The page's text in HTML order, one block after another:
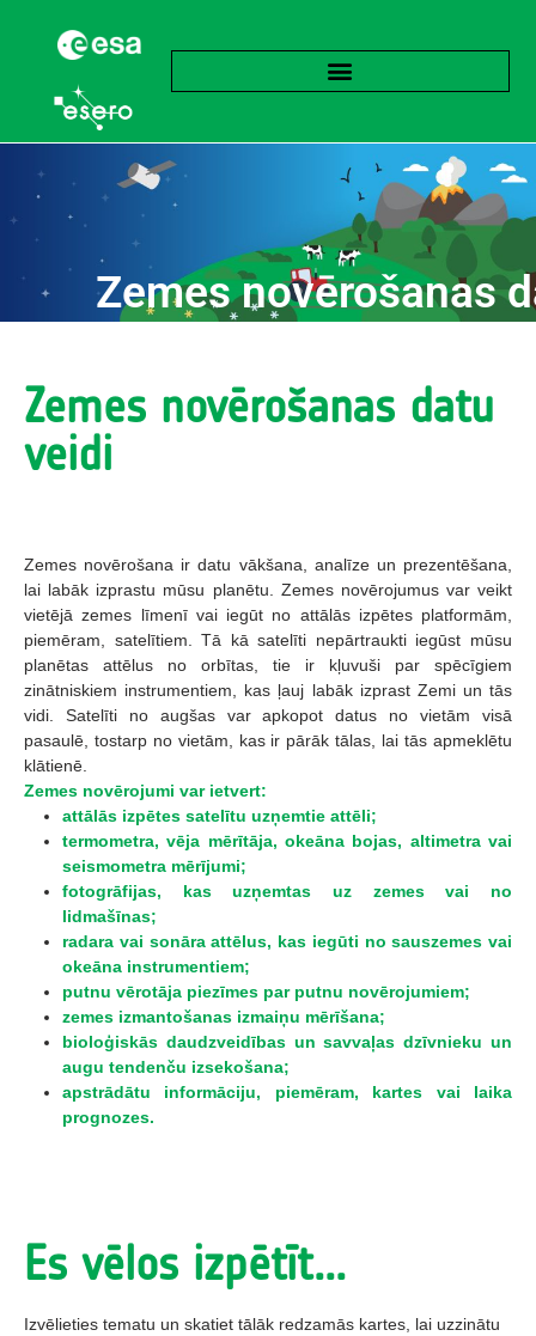
Zemes novērošanas
Zemes novērošanas datu
veidi
Zemes novērošana ir datu vākšana, analīze un prezentēšana,
lai labāk izprastu mūsu planētu. Zemes novērojumus var veikt
vietējā zemes līmenī vai iegūt no attālās izpētes platformām,
piemēram, satelītiem. Tā kā satelīti nepārtraukti iegūst mūsu
planētas attēlus no orbītas, tie ir kļuvuši par spēcīgiem
zinātniskiem instrumentiem, kas ļauj labāk izprast Zemi un tās
vidi. Satelīti no augšas var apkopot datus no vietām visā
pasaulē, tostarp no vietām, kas ir pārāk tālas, lai tās apmeklētu
klātienē.
Zemes novērojumi var ietvert:
attālās izpētes satelītu uzņemtie attēli;
termometra, vēja mērītāja, okeāna bojas, altimetra vai
seismometra mērījumi;
fotogrāfijas, kas uzņemtas uz zemes vai no
lidmašīnas;
radara vai sonāra attēlus, kas iegūti no sauszemes vai
okeāna instrumentiem;
putnu vērotāja piezīmes par putnu novērojumiem;
zemes izmantošanas izmaiņu mērīšana;
bioloģiskās daudzveidības un savvaļas dzīvnieku un
augu tendenču izsekošana;
apstrādātu informāciju, piemēram, kartes vai laika
prognozes.
Es vēlos izpētīt...
Izvēlieties tematu un skatiet tālāk redzamās kartes, lai uzzinātu